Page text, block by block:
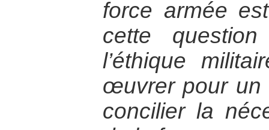
force armée
cette
l’éthique
œuvrer pour un
concilier la